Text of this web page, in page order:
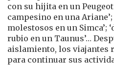
con su hijita en un
campesino en una
molestosos en un Simca’;
rubio en un Taunus’…
aislamiento, los viajantes
para continuar sus